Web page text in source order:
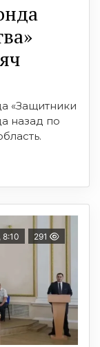
«Защитники
назад по
291